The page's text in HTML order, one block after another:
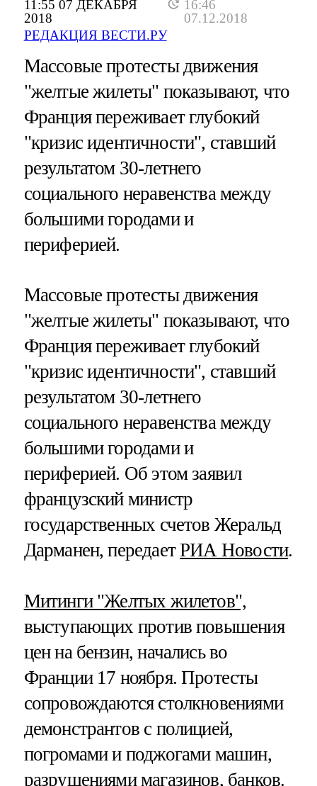
11:55 07 ДЕКАБРЯ
2018
16:46
07.12.2018
РЕДАКЦИЯ ВЕСТИ.РУ
Массовые протесты движения
"желтые жилеты" показывают, что
Франция переживает глубокий
"кризис идентичности", ставший
результатом 30-летнего
социального неравенства между
большими городами и
периферией.
Массовые протесты движения
"желтые жилеты" показывают, что
Франция переживает глубокий
"кризис идентичности", ставший
результатом 30-летнего
социального неравенства между
большими городами и
периферией. Об этом заявил
французский министр
государственных счетов Жеральд
Дарманен, передаетРИА Новости.
Митинги "Желтых жилетов",
выступающих против повышения
цен на бензин, начались во
Франции 17 ноября​​​. Протесты
сопровождаются столкновениями
демонстрантов с полицией,
погромами и поджогами машин,
разрушениями магазинов, банков.